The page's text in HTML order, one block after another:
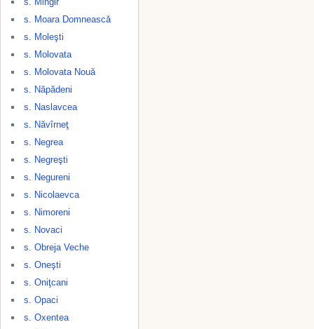
s. Moara Domnească
s. Moleşti
s. Molovata
s. Molovata Nouă
s. Năpădeni
s. Naslavcea
s. Năvîrneţ
s. Negrea
s. Negreşti
s. Negureni
s. Nicolaevca
s. Nimoreni
s. Novaci
s. Obreja Veche
s. Oneşti
s. Oniţcani
s. Opaci
s. Oxentea